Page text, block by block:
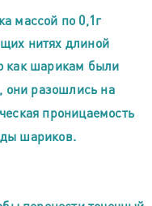
массой по 0,1г
нитях длиной
как шарикам были
, они разошлись на
проницаемость
шариков.